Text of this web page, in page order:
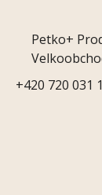
Petko+
+420 720 031